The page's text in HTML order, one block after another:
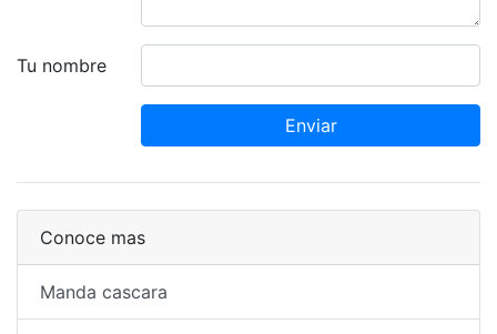
Tu nombre
Enviar
Conoce mas
Manda cascara